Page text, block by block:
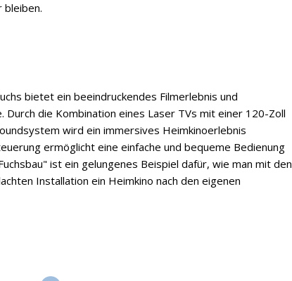
bleiben.
bietet ein beeindruckendes Filmerlebnis und
Durch die Kombination eines Laser TVs mit einer 120-Zoll
wird ein immersives Heimkinoerlebnis
ermöglicht eine einfache und bequeme Bedienung
ist ein gelungenes Beispiel dafür, wie man mit den
Installation ein Heimkino nach den eigenen